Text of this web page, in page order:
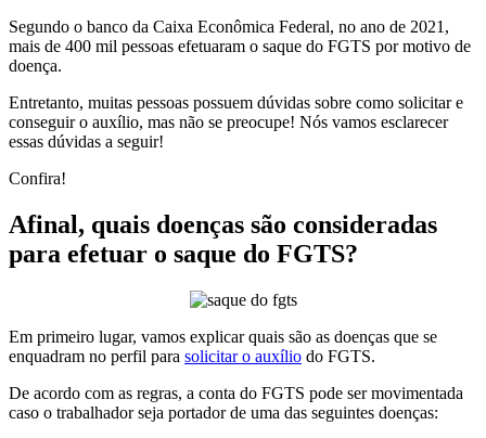
Segundo o banco da Caixa Econômica Federal, no ano de 2021,
mais de 400 mil pessoas efetuaram o saque do FGTS por motivo de
doença.
Entretanto, muitas pessoas possuem dúvidas sobre como solicitar e
conseguir o auxílio, mas não se preocupe! Nós vamos esclarecer
essas dúvidas a seguir!
Confira!
Afinal, quais doenças são consideradas
para efetuar o saque do FGTS?
Em primeiro lugar, vamos explicar quais são as doenças que se
enquadram no perfil para solicitar o auxílio do FGTS.
De acordo com as regras, a conta do FGTS pode ser movimentada
caso o trabalhador seja portador de uma das seguintes doenças: